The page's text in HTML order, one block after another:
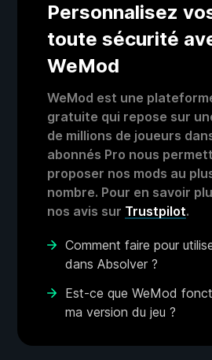
Personnalisez
toute sécurité
WeMod
WeMod est une
gratuite qui repose sur
de millions de joueurs
abonnés Pro nous
proposer nos mods au
nombre. Pour en savoir
nos avis sur Trustpilot.
Comment faire pour
dans Absolver ?
Est-ce que WeMod
ma version du jeu ?